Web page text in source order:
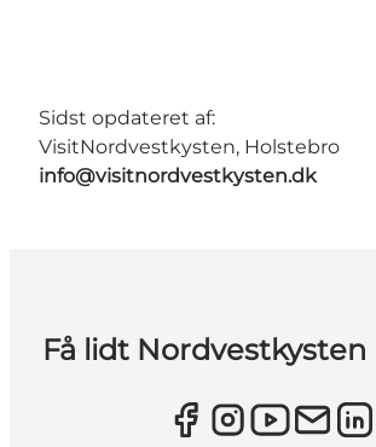
Sidst opdateret af:
VisitNordvestkysten, Holstebro
info@visitnordvestkysten.dk
Få lidt Nordvestkysten